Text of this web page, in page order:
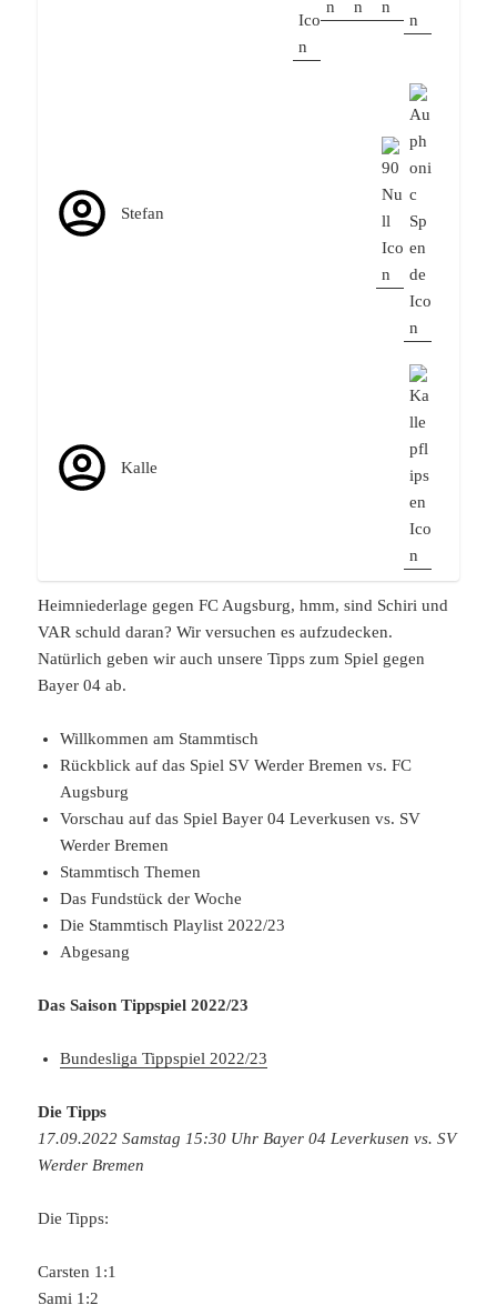
Stefan
Kalle
Heimniederlage gegen FC Augsburg, hmm, sind Schiri und
VAR schuld daran? Wir versuchen es aufzudecken.
Natürlich geben wir auch unsere Tipps zum Spiel gegen
Bayer 04 ab.
Willkommen am Stammtisch
Rückblick auf das Spiel SV Werder Bremen vs. FC
Augsburg
Vorschau auf das Spiel Bayer 04 Leverkusen vs. SV
Werder Bremen
Stammtisch Themen
Das Fundstück der Woche
Die Stammtisch Playlist 2022/23
Abgesang
Das Saison Tippspiel 2022/23
Bundesliga Tippspiel 2022/23
Die Tipps
17.09.2022 Samstag 15:30 Uhr Bayer 04 Leverkusen vs. SV
Werder Bremen
Die Tipps:
Carsten 1:1
Sami 1:2